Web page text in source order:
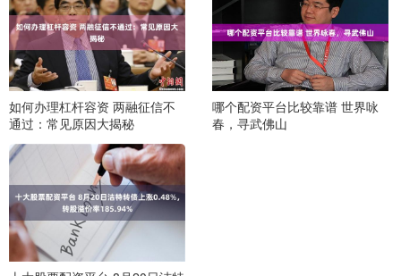
如何办理杠杆容资 两融征信不
通过：常见原因大揭秘
哪个配资平台比较靠谱 世界咏
春，寻武佛山